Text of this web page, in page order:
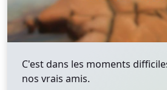
C'est dans les moments
nos vrais amis.